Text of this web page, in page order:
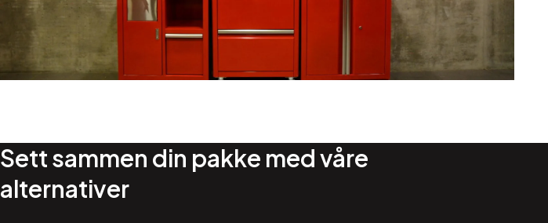
Sett sammen din pakke med våre
alternativer